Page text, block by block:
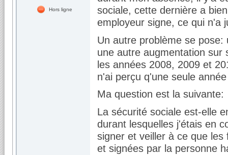
Hors ligne
sociale, cette dernière a
employeur signe, ce qui n'a
Un autre problème se
une autre augmentation sur
les années 2008, 2009 et
n'ai perçu q'une seule
Ma question est la suivante:
La sécurité sociale est-elle
durant lesquelles j'étais en
signer et veiller à ce que
et signées par la personne